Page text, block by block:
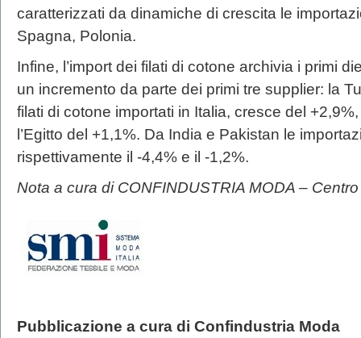
caratterizzati da dinamiche di crescita le
Spagna, Polonia.
Infine, l’import dei filati di cotone archivia i primi
un incremento da parte dei primi tre supplier: la
filati di cotone importati in Italia, cresce del
l’Egitto del +1,1%. Da India e Pakistan le
rispettivamente il -4,4% e il -1,2%.
Nota a cura di CONFINDUSTRIA MODA –
Pubblicazione a cura di Confindustria Moda